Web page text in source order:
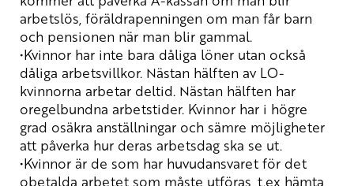
arbetslös, föräldrapenningen om man får barn
och pensionen när man blir gammal.
•Kvinnor har inte bara dåliga löner utan också
dåliga arbetsvillkor. Nästan hälften av LO-
kvinnorna arbetar deltid. Nästan hälften har
oregelbundna arbetstider. Kvinnor har i högre
grad osäkra anställningar och sämre möjligheter
att påverka hur deras arbetsdag ska se ut.
•Kvinnor är de som har huvudansvaret för det
obetalda arbetet som måste utföras, t.ex hämta